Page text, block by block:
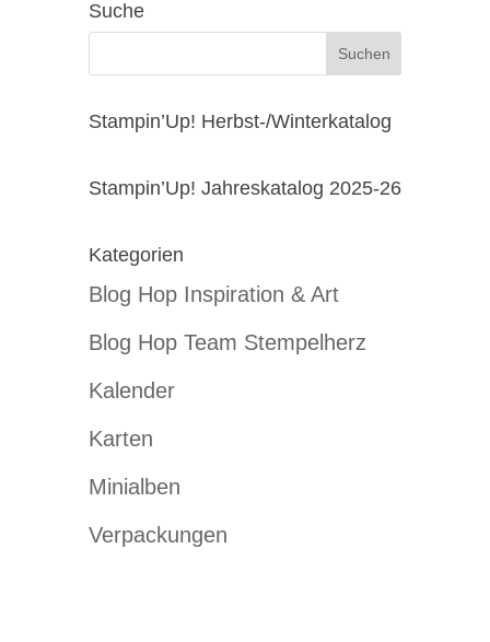
Suche
Stampin’Up! Herbst-/Winterkatalog
Stampin’Up! Jahreskatalog 2025-26
Kategorien
Blog Hop Inspiration & Art
Blog Hop Team Stempelherz
Kalender
Karten
Minialben
Verpackungen